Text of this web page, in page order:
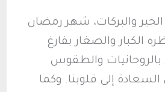
والبركات، شهر رمضان
الكبار والصغار بفارغ
والطقوس
السعادة إلى قلوبنا. وكما